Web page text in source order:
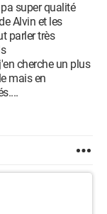
super qualité
Alvin et les
parler très
cherche un plus
mais en